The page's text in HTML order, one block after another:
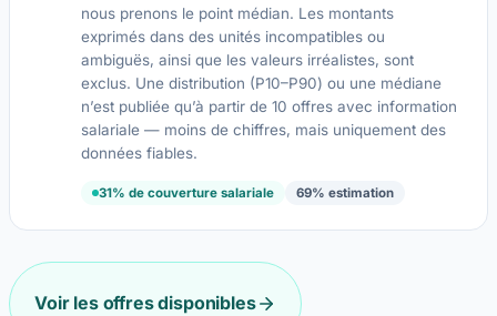
nous prenons le point médian. Les montants
exprimés dans des unités incompatibles ou
ambiguës, ainsi que les valeurs irréalistes, sont
exclus. Une distribution (P10–P90) ou une médiane
n’est publiée qu’à partir de 10 offres avec information
salariale — moins de chiffres, mais uniquement des
données fiables.
31% de couverture salariale 69% estimation
Voir les offres disponibles